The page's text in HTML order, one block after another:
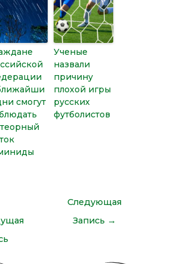
смогут
Ученые
назвали
причину
плохой игры
русских
футболистов
Следующая
Запись →